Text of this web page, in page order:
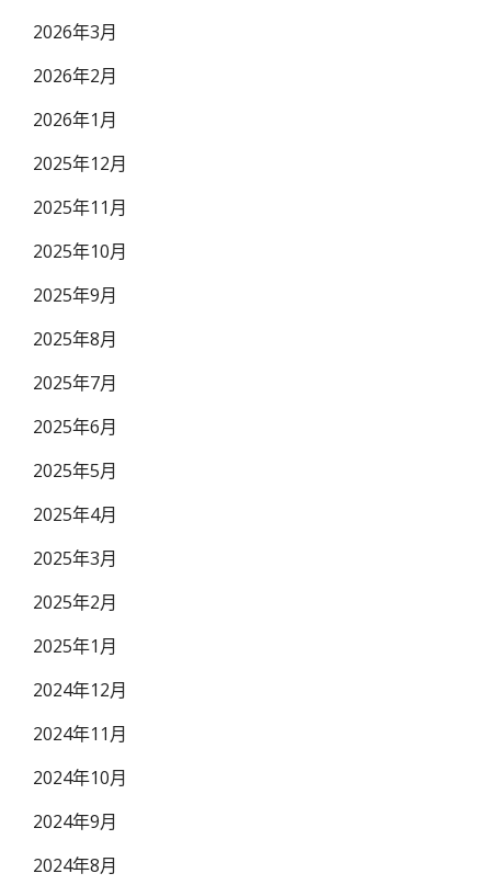
2026年3月
2026年2月
2026年1月
2025年12月
2025年11月
2025年10月
2025年9月
2025年8月
2025年7月
2025年6月
2025年5月
2025年4月
2025年3月
2025年2月
2025年1月
2024年12月
2024年11月
2024年10月
2024年9月
2024年8月